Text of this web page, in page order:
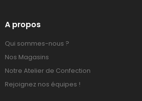
A propos
Qui sommes-nous ?
Nos Magasins
Notre Atelier de Confection
Rejoignez nos équipes !